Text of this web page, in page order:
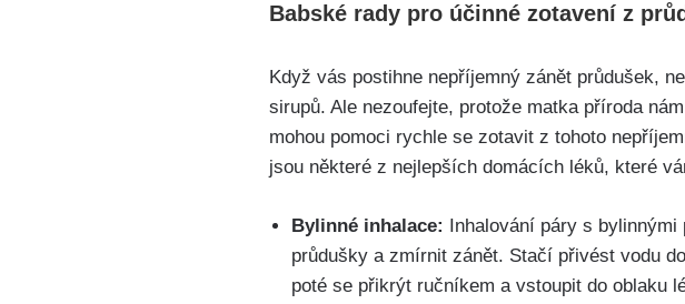
Babské⁣ rady pro účinné zotavení z
Když vás postihne nepříjemný zánět průdušek,
sirupů. Ale nezoufejte, protože matka příroda
mohou pomoci⁣ rychle se zotavit z tohoto​
jsou některé z nejlepších domácích léků, které
Bylinné inhalace: Inhalování páry s bylinnými
průdušky a zmírnit zánět. Stačí‍ přivést vodu
poté se přikrýt ručníkem a vstoupit ⁢do oblaku‌